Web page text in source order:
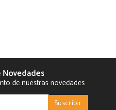
de nuestras novedades